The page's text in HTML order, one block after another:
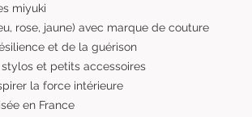
miyuki
rose, jaune) avec marque de couture
et de la guérison
et petits accessoires
la force intérieure
en France